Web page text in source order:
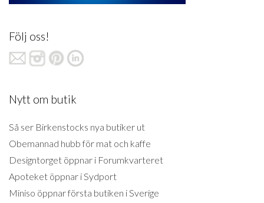
Följ oss!
Nytt om butik
Så ser Birkenstocks nya butiker ut
Obemannad hubb för mat och kaffe
Designtorget öppnar i Forumkvarteret
Apoteket öppnar i Sydport
Miniso öppnar första butiken i Sverige